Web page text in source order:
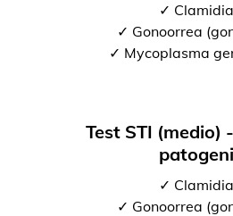
✓ Clamidia
✓ Gonoorrea
✓ Mycoplasma
Test STI (medio)
patogeni
✓ Clamidia
✓ Gonoorrea